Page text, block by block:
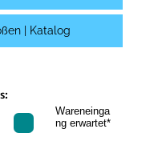
| Katalog
Wareneinga
ng erwartet*